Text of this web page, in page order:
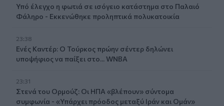
Υπό έλεγχο η φωτιά σε ισόγειο κατάστημα στο Παλαιό
Φάληρο - Εκκενώθηκε προληπτικά πολυκατοικία
23:38
Ενές Καντέρ: Ο Τούρκος πρώην σέντερ δηλώνει
υποψήφιος να παίξει στο... WNBA
23:31
Στενά του Ορμούζ: Οι ΗΠΑ «βλέπουν» σύντομα
συμφωνία - «Υπάρχει πρόοδος μεταξύ Ιράν και Ομάν»